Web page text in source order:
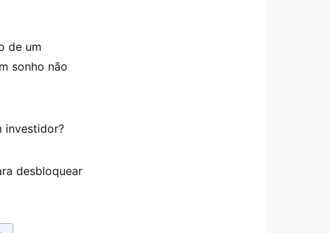
de um
sonho não
investidor?
desbloquear